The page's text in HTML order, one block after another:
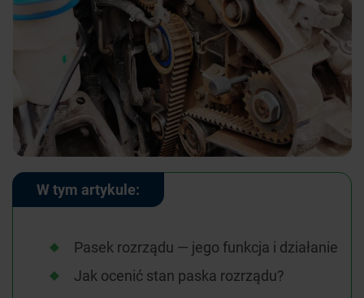
W tym artykule:
Pasek rozrządu — jego funkcja i działanie
Jak ocenić stan paska rozrządu?